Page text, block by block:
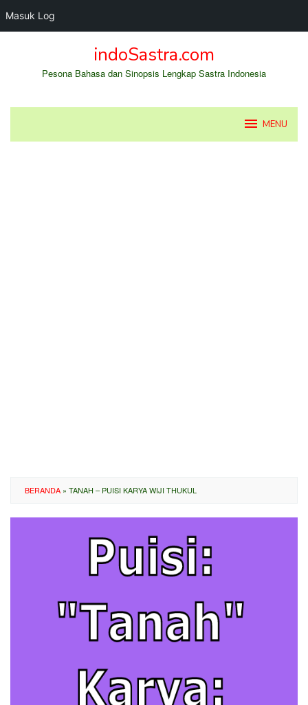
Masuk Log
indoSastra.com
Pesona Bahasa dan Sinopsis Lengkap Sastra Indonesia
MENU
BERANDA » TANAH – PUISI KARYA WIJI THUKUL